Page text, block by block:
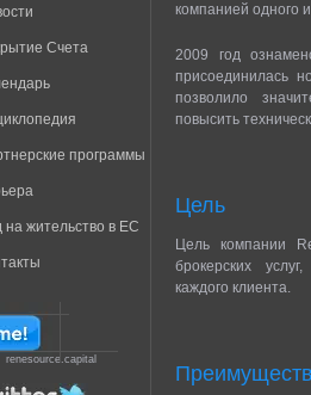
компанией одного
2009 год
присоединилась
позволило
повысить
Цель
Цель компании
брокерских
каждого клиента.
Счета
программы
на жительство в EC
renesource.capital